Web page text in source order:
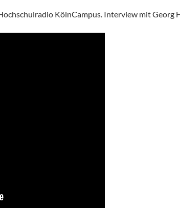
KölnCampus. Interview mit Georg